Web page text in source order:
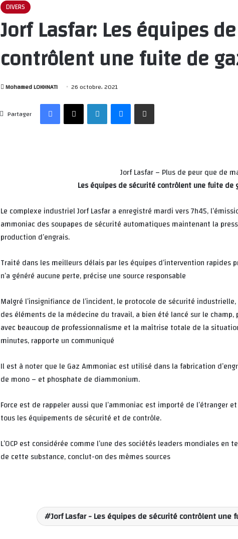
DIVERS
Jorf Lasfar: Les équipes
contrôlent une fuite de
Mohamed LOKHNATI 26 octobre، 2021
Partager
Jorf Lasfar – Plus de peur que de
Les équipes de sécurité contrôlent une fuite de
Le complexe industriel Jorf Lasfar a enregistré mardi vers 7h45,
ammoniac des soupapes de sécurité automatiques maintenant la
production d’engrais.
Traité dans les meilleurs délais par les équipes d’intervention rapides
n’a généré aucune perte, précise une source responsable
Malgré l’insignifiance de l’incident, le protocole de sécurité
des éléments de la médecine du travail, a bien été lancé sur le
avec beaucoup de professionnalisme et la maîtrise totale de la
minutes, rapporte un communiqué
Il est à noter que le Gaz Ammoniac est utilisé dans la fabrication
de mono – et phosphate de diammonium.
Force est de rappeler aussi que l’ammoniac est importé de l’étranger
tous les équipements de sécurité et de contrôle.
L’OCP est considérée comme l’une des sociétés leaders mondiales
de cette substance, conclut-on des mêmes sources
Jorf Lasfar - Les équipes de sécurité contrôlent une